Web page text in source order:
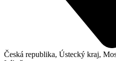
Česká republika, Ústecký kraj,